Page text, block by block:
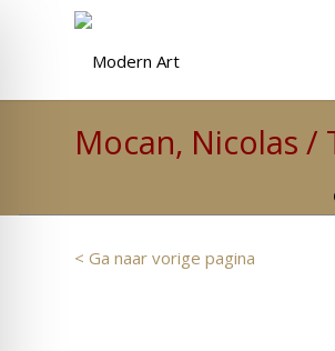
Mocan, Nicolas /
< Ga naar vorige pagina